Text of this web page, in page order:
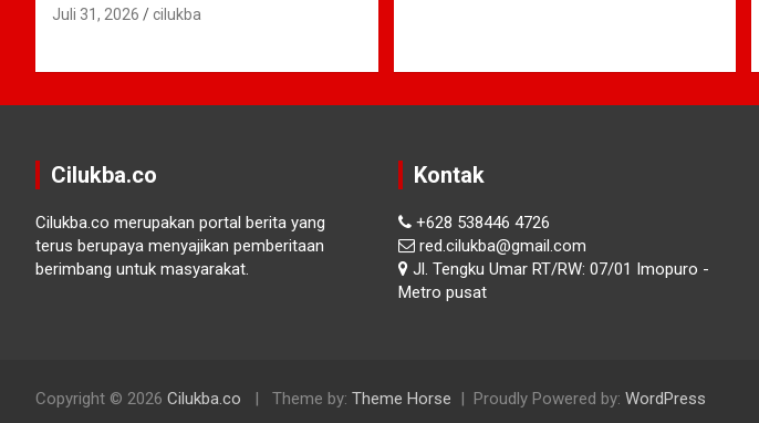
Juli 31, 2026 cilukba
Cilukba.co
Cilukba.co merupakan portal berita yang
terus berupaya menyajikan pemberitaan
berimbang untuk masyarakat.
Kontak
+628 538446 4726
red.cilukba@gmail.com
Jl. Tengku Umar RT/RW: 07/01 Imopuro -
Metro pusat
Copyright © 2026 Cilukba.co Theme by: Theme Horse Proudly Powered by: WordPress